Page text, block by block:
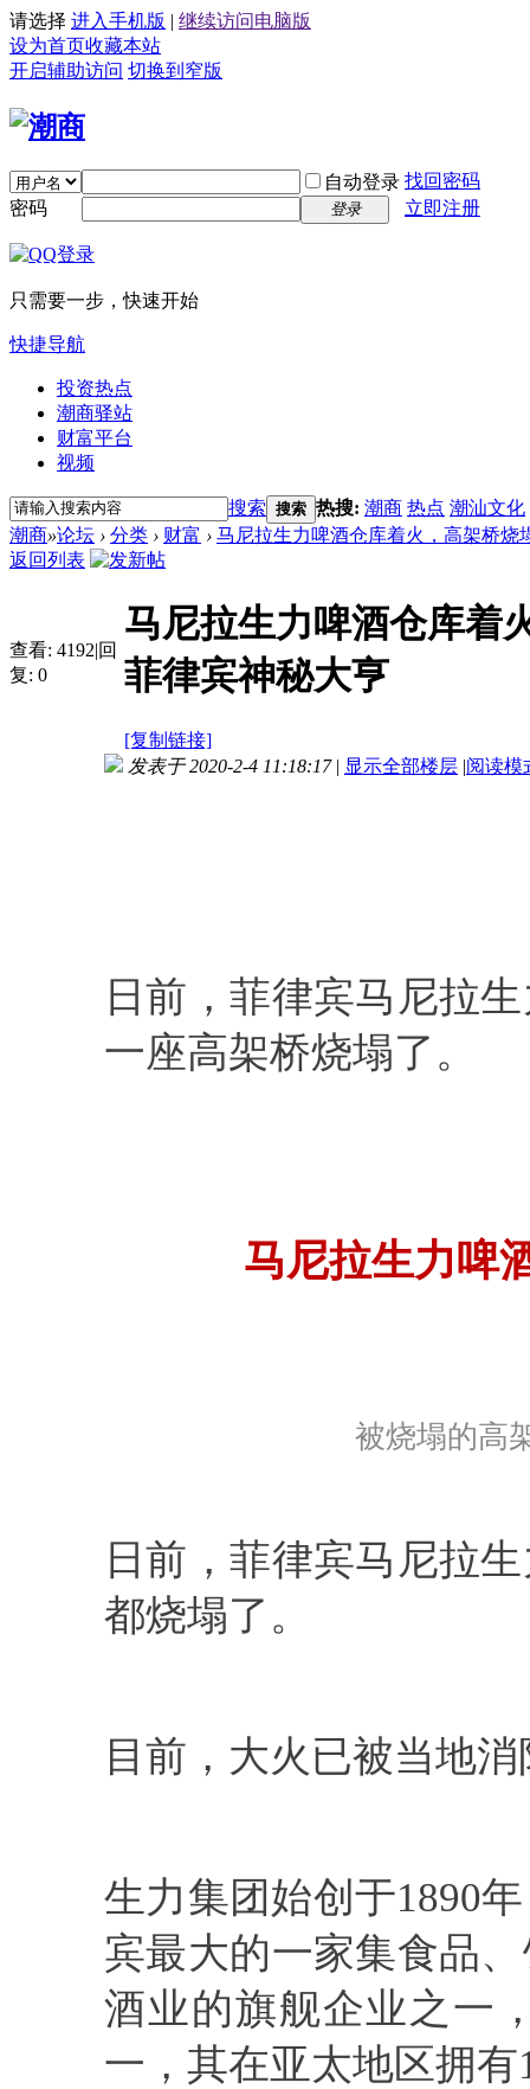
请选择 进入手机版 | 继续访问电脑版
设为首页收藏本站
开启辅助访问 切换到窄版
自动登录 找回密码
密码
登录 立即注册
只需要一步，快速开始
快捷导航
投资热点
潮商驿站
财富平台
视频
搜索 搜索 热搜: 潮商 热点 潮汕文化
潮商»论坛 › 分类 › 财富 › 马尼拉生力啤酒仓库着火，高架桥烧
返回列表
查看: 4192|回
复: 0
马尼拉生力啤酒仓库着
菲律宾神秘大亨
[复制链接]
发表于 2020-2-4 11:18:17 | 显示全部楼层 |阅读模
日前，菲律宾马尼拉
一座高架桥烧塌了。
马尼拉生力啤
被烧塌的高
日前，菲律宾马尼拉
都烧塌了。
目前，大火已被当地
生力集团始创于1890
宾最大的一家集食品
酒业的旗舰企业之一
一，其在亚太地区拥